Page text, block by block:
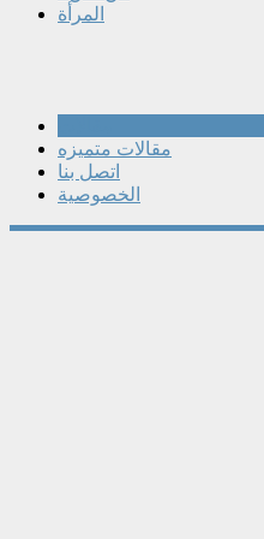
المرأة
مقالات متميزه
اتصل بنا
الخصوصية